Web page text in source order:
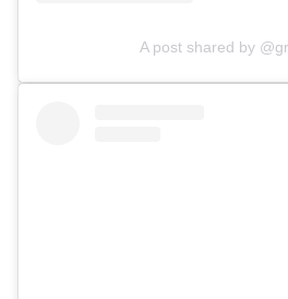
A post shared by